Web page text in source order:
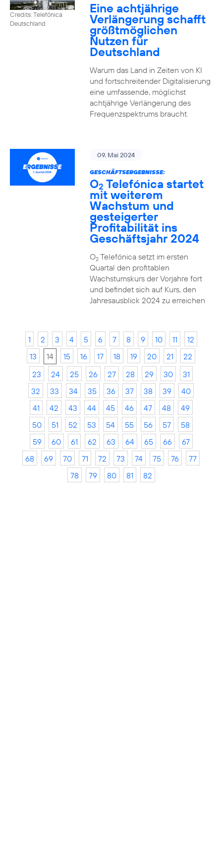
Credits: Telefónica
Deutschland
Eine achtjährige
Verlängerung schafft
größtmöglichen
Nutzen für
Deutschland
Warum das Land in Zeiten von KI
und fortschreitender Digitalisierung
eine umfassende, möglichst
achtjährige Verlängerung des
Frequenzspektrums braucht.
09. Mai 2024
GESCHÄFTSERGEBNISSE:
O2 Telefónica startet
mit weiterem
Wachstum und
gesteigerter
Profitabilität ins
Geschäftsjahr 2024
O2Telefónica setzt im ersten
Quartal den profitablen
Wachstumskurs der Vorjahre fort
und befindet sich auf Kurs, den
Jahresausblick 2024 zu erreichen
1 2 3 4 5 6 7 8 9 10 11
12
13
14 15 16 17 18 19 20 21
22
23
24 25 26 27 28 29 30
31
32
33 34 35 36 37 38 39
40
41
42 43 44 45 46 47 48
49
50
51 52 53 54 55 56 57
58
59
60 61 62 63 64 65 66
67
68
69 70 71 72 73 74 75 76
77
78
79 80 81 82